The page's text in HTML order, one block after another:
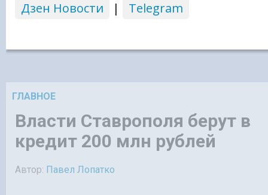
Дзен Новости
| Telegram
ГЛАВНОЕ
Власти Ставрополя берут в
кредит 200 млн рублей
Автор: Павел Лопатко